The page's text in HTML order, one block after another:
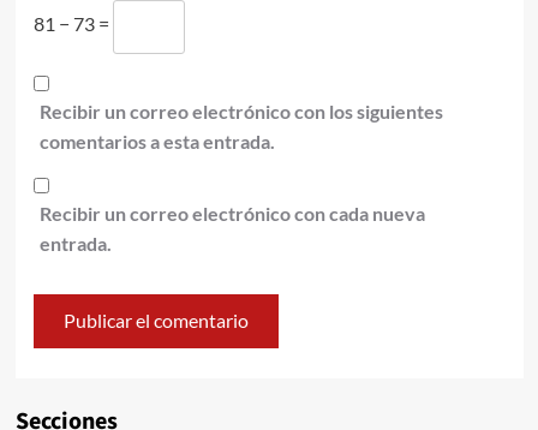
81 − 73 =
Recibir un correo electrónico con los siguientes
comentarios a esta entrada.
Recibir un correo electrónico con cada nueva
entrada.
Secciones